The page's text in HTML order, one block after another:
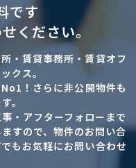
です
ください。
・賃貸事務所・賃貸オフ
クス。
！さらに非公開物件も
。
・アフターフォローまで
すので、物件のお問い合
もお気軽にお問い合わせ